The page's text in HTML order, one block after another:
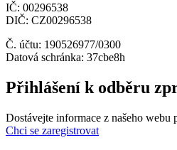
IČ: 00296538
DIČ: CZ00296538
Č. účtu: 190526977/0300
Datová schránka: 37cbe8h
Přihlášení k odběru
Dostávejte informace z našeho webu
Chci se zaregistrovat